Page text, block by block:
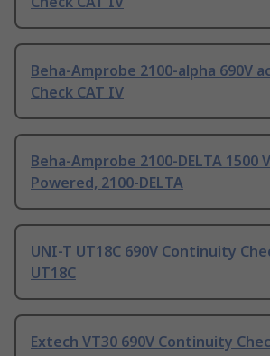
Beha-Amprobe 2100-alpha 690V
Check CAT IV
Beha-Amprobe 2100-DELTA 1500
Powered, 2100-DELTA
UNI-T UT18C 690V Continuity
UT18C
Extech VT30 690V Continuity